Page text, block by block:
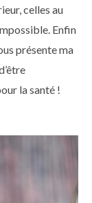
celles au
Enfin
présente ma
la santé !